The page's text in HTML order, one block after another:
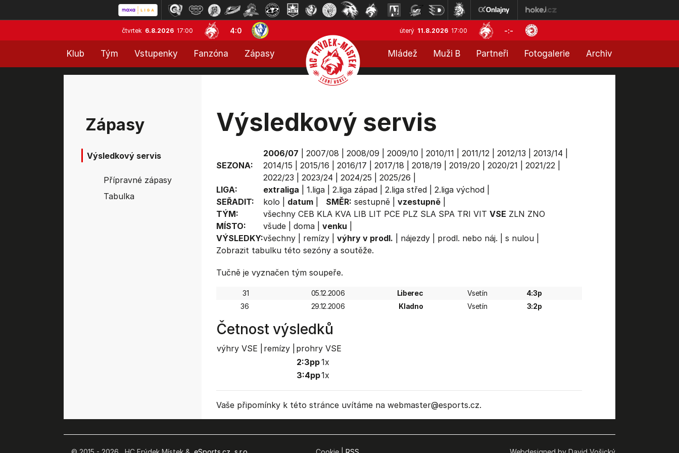
čtvrtek 6.8.2026 17:00 4:0 úterý 11.8.2026 17:00 -:-
Klub Tým Vstupenky Fanzóna Zápasy Mládež Muži B Partneři Fotogalerie Archiv
Zápasy
Výsledkový servis
Přípravné zápasy
Tabulka
Výsledkový servis
SEZONA:
2006/07 2007/08 2008/09 2009/10 2010/11 2011/12| 2012/13 2013/14
2014/15
2015/16 2016/17 2017/18 2018/19 2019/20 2020/21 2021/22|
2022/23
2023/24 2024/25 2025/26
LIGA:
extraliga 1.liga| 2.liga západ| 2.liga střed| 2.liga východ|
SEŘADIT:
kolo datum| SMĚR: sestupně| vzestupně|
TÝM:
všechny CEB KLA KVA LIB LIT PCE PLZ SLA SPA TRI VIT VSE ZLN ZNO
MÍSTO:
všude| doma| venku
VÝSLEDKY:všechny| remízy| výhry v prodl. nájezdy| prodl. nebo náj. s nulou|
Zobrazit tabulkutéto sezóny a soutěže.
Tučně je vyznačen tým soupeře.
31 05.12.2006 Liberec Vsetín
4:3p
36
29.12.2006 Kladno Vsetín 3:2p
Četnost výsledků
výhry VSE | remízy |
prohry VSE
2:3pp1x
3:4pp1x
Vaše připomínky k této stránce uvítáme na webmaster@esports.cz.